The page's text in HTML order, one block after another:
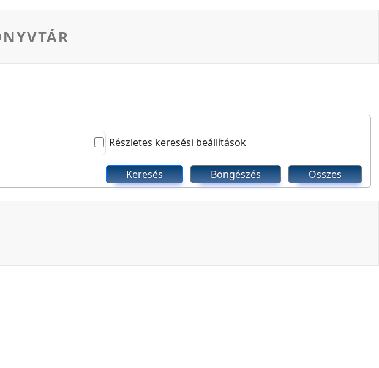
Részletes keresési beállítások